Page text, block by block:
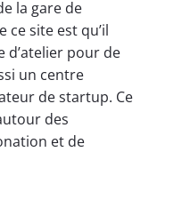
la gare de
ce site est qu’il
d’atelier pour de
un centre
de startup. Ce
des
et de